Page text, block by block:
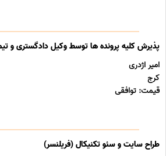
پذیرش کلیه پرونده ها توسط وکیل دادگستری و
امیر اژدری
کرج
قیمت: توافقی
طراح سایت و سئو تکنیکال (فریلنسر)